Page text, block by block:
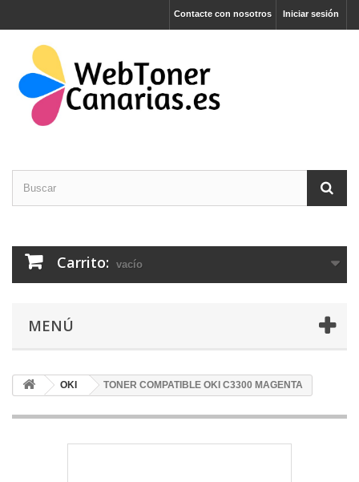
Iniciar sesión
Contacte con nosotros
Carrito: vacío
MENÚ
OKI TONER COMPATIBLE OKI C3300 MAGENTA